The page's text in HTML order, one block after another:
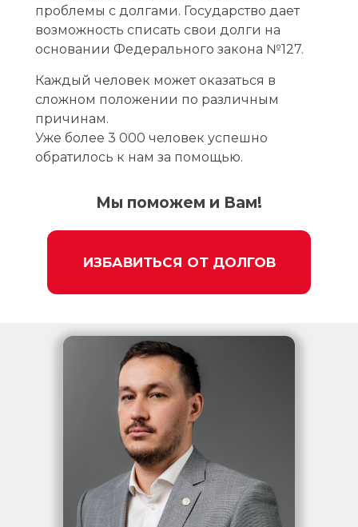
Каждый человек может оказаться в
сложном положении по различным
причинам.
Уже более 3 000 человек успешно
обратилось к нам за помощью.
ИЗБАВИТЬСЯ ОТ ДОЛГОВ
проблемы с долгами. Государство дает
возможность списать свои долги на
основании Федерального закона №127.
Мы поможем и Вам!